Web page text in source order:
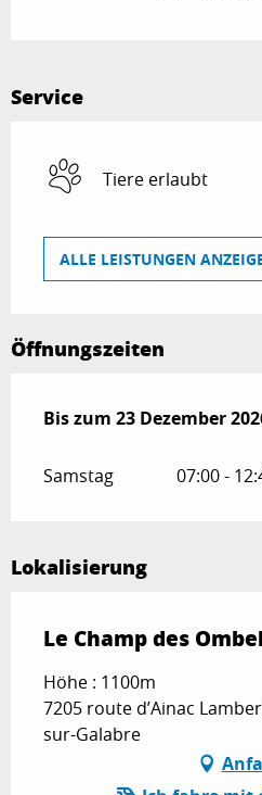
Service
Tiere erlaubt
ALLE LEISTUNGEN
Öffnungszeiten
vom15 April 2026bis
Bis zum 23 Dezember
Samstag 07:00 -
Lokalisierung
Le Champ des
Höhe : 1100m
7205 route d’Ainac
sur-Galabre